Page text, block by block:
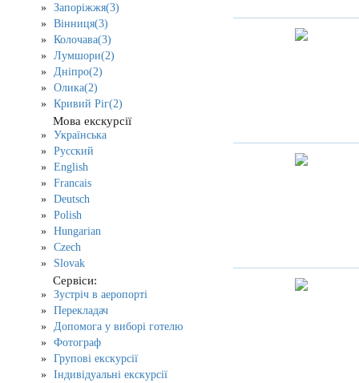
Запоріжжя(3)
Вінниця(3)
Колочава(3)
Лумшори(2)
Дніпро(2)
Олика(2)
Кривий Ріг(2)
Мова екскурсії
Українська
Русский
English
Francais
Deutsch
Polish
Hungarian
Czech
Slovak
Сервіси:
Зустріч в аеропорті
Перекладач
Допомога у виборі готелю
Фотограф
Групові екскурсії
Індивідуальні екскурсії